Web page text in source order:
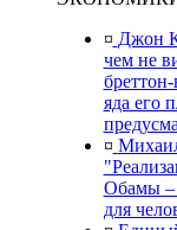
¤ Джон
чем не
бреттон-
яда его
¤
Обамы –
для